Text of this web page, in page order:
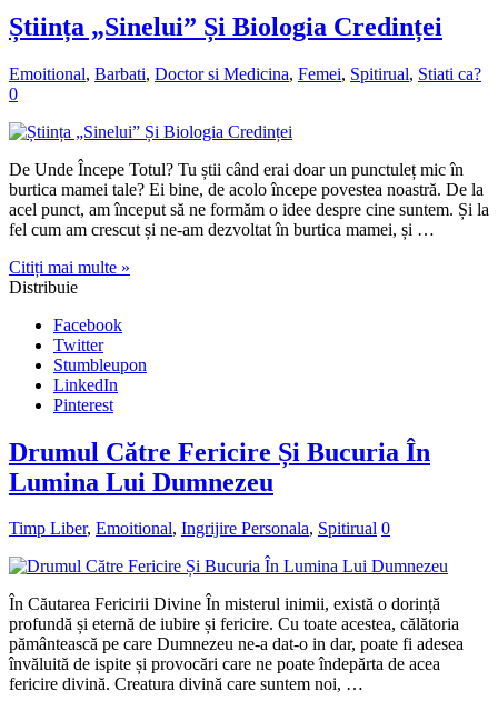
Știința „Sinelui” Și Biologia Credinței
Emoitional, Barbati, Doctor si Medicina, Femei, Spitirual, Stiati ca?
0
De Unde Începe Totul? Tu știi când erai doar un punctuleț mic în
burtica mamei tale? Ei bine, de acolo începe povestea noastră. De la
acel punct, am început să ne formăm o idee despre cine suntem. Și la
fel cum am crescut și ne-am dezvoltat în burtica mamei, și …
Citiți mai multe »
Distribuie
Facebook
Twitter
Stumbleupon
LinkedIn
Pinterest
Drumul Către Fericire Și Bucuria În
Lumina Lui Dumnezeu
Timp Liber, Emoitional, Ingrijire Personala, Spitirual 0
În Căutarea Fericirii Divine În misterul inimii, există o dorință
profundă și eternă de iubire și fericire. Cu toate acestea, călătoria
pământească pe care Dumnezeu ne-a dat-o in dar, poate fi adesea
învăluită de ispite și provocări care ne poate îndepărta de acea
fericire divină. Creatura divină care suntem noi, …